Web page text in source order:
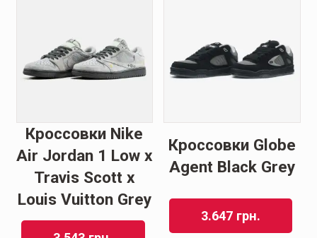
Кроссовки Nike
Air Jordan 1 Low x
Travis Scott x
Louis Vuitton Grey
Кроссовки Globe
Agent Black Grey
3.647 грн.